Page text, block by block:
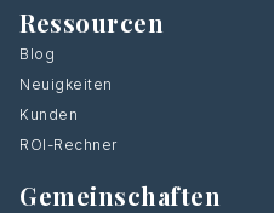
Ressourcen
Blog
Neuigkeiten
Kunden
ROI-Rechner
Gemeinschaften